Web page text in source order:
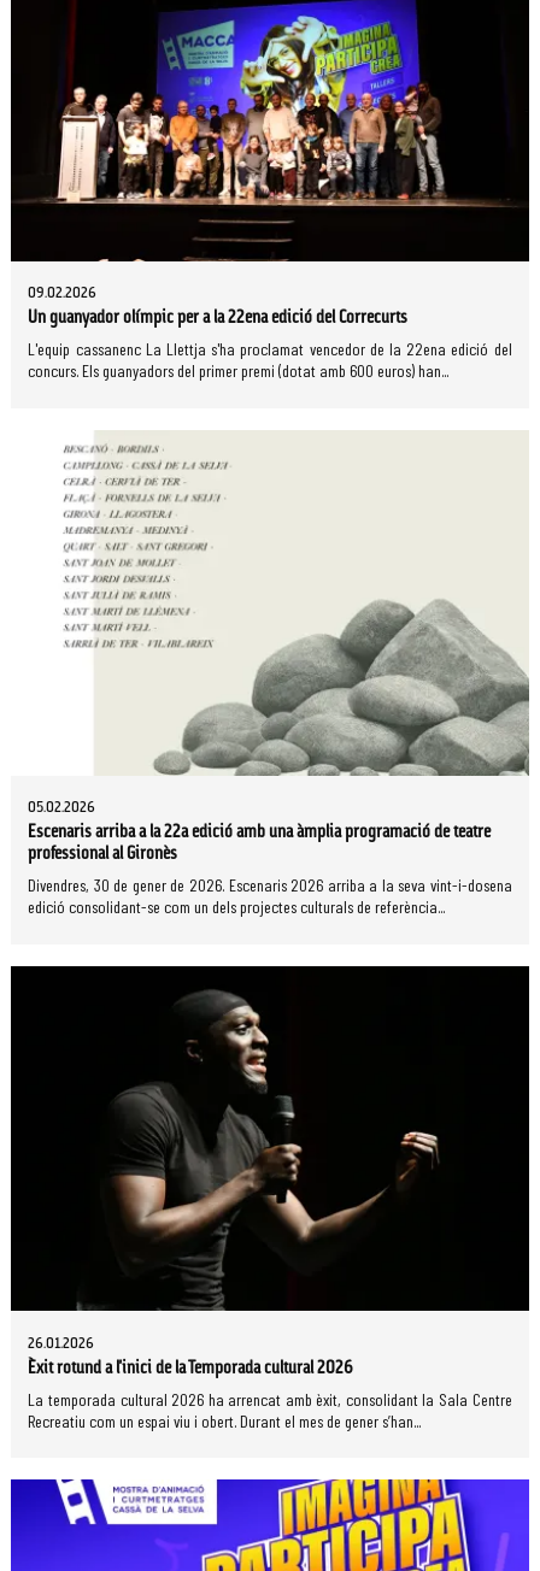
09.02.2026
Un guanyador olímpic per a la 22ena edició del Correcurts
L'equip cassanenc La Llettja s'ha proclamat vencedor de la 22ena edició del
concurs. Els guanyadors del primer premi (dotat amb 600 euros) han...
05.02.2026
Escenaris arriba a la 22a edició amb una àmplia programació de teatre
professional al Gironès
Divendres, 30 de gener de 2026. Escenaris 2026 arriba a la seva vint-i-dosena
edició consolidant-se com un dels projectes culturals de referència...
26.01.2026
Èxit rotund a l'inici de la Temporada cultural 2026
La temporada cultural 2026 ha arrencat amb èxit, consolidant la Sala Centre
Recreatiu com un espai viu i obert. Durant el mes de gener s’han...